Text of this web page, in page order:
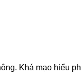
Khá mạo hiểu